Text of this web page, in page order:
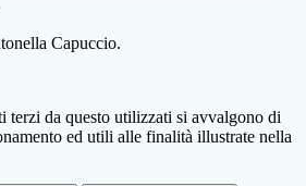
Capuccio.
terzi da questo utilizzati si avvalgono di
ed utili alle finalità illustrate nella